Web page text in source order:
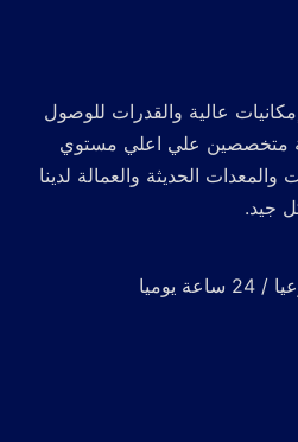
عالية والقدرات للوصول
متخصصين علي اعلي مستوي
والمعدات الحديثة والعمالة لدينا
جيد.